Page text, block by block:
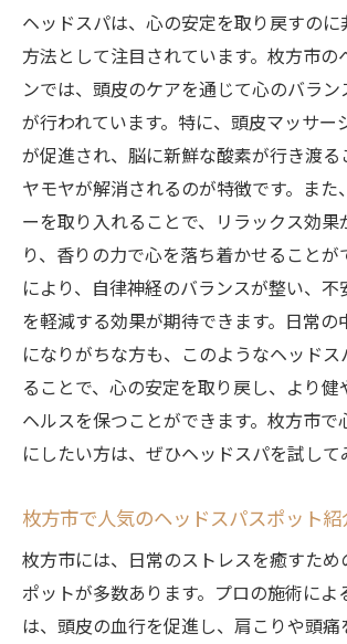
ヘッドスパは、心の安定を取り戻すの
方法として注目されています。枚方市の
ンでは、頭皮のケアを通じて心のバラ
が行われています。特に、頭皮マッサー
が促進され、脳に新鮮な酸素が行き渡る
ヤモヤが解消されるのが特徴です。また
ーを取り入れることで、リラックス効果
り、香りの力で心を落ち着かせることが
により、自律神経のバランスが整い、
を軽減する効果が期待できます。日常の
になりがちな方も、このようなヘッド
ることで、心の安定を取り戻し、より
ヘルスを保つことができます。枚方市で
にしたい方は、ぜひヘッドスパを試して
枚方市で人気のヘッドスパスポット
枚方市には、日常のストレスを癒すた
ポットが多数あります。プロの施術によ
は、頭皮の血行を促進し、肩こりや頭